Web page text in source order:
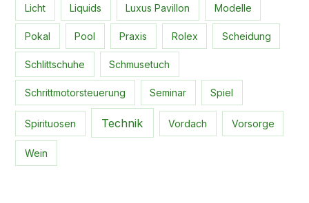
Licht Liquids Luxus Pavillon Modelle
Pokal Pool Praxis Rolex Scheidung
Schlittschuhe Schmusetuch
Schrittmotorsteuerung Seminar Spiel
Spirituosen Technik Vordach Vorsorge
Wein